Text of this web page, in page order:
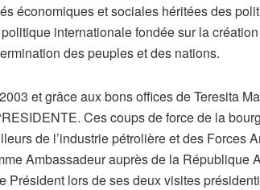
économiques et sociales héritées des
internationale fondée sur la
des peuples et des nations.
et grâce aux bons offices de Teresita
Ces coups de force de la
de l’industrie pétrolière et des Forces
Ambassadeur auprès de la République
Président lors de ses deux visites